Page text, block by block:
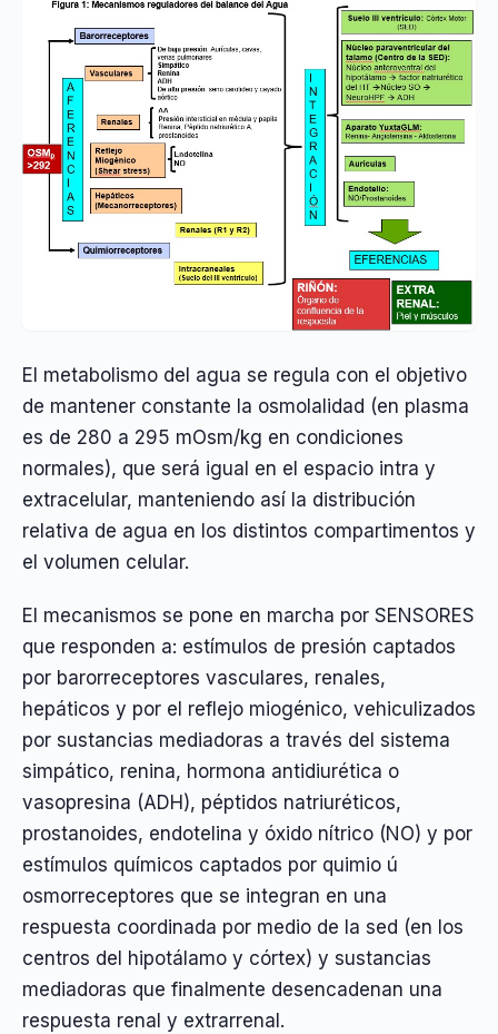
El metabolismo del agua se regula con el objetivo
de mantener constante la osmolalidad (en plasma
es de 280 a 295 mOsm/kg en condiciones
normales), que será igual en el espacio intra y
extracelular, manteniendo así la distribución
relativa de agua en los distintos compartimentos y
el volumen celular.
El mecanismos se pone en marcha por SENSORES
que responden a: estímulos de presión captados
por barorreceptores vasculares, renales,
hepáticos y por el reflejo miogénico, vehiculizados
por sustancias mediadoras a través del sistema
simpático, renina, hormona antidiurética o
vasopresina (ADH), péptidos natriuréticos,
prostanoides, endotelina y óxido nítrico (NO) y por
estímulos químicos captados por quimio ú
osmorreceptores que se integran en una
respuesta coordinada por medio de la sed (en los
centros del hipotálamo y córtex) y sustancias
mediadoras que finalmente desencadenan una
respuesta renal y extrarrenal.